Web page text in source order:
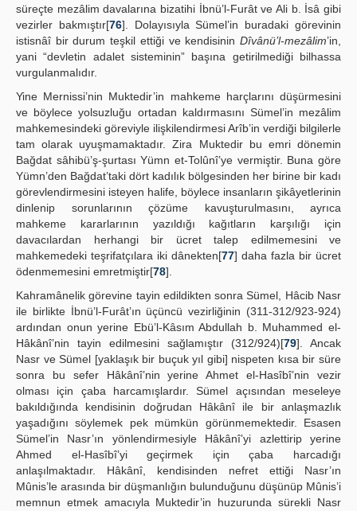
süreçte mezâlim davalarına bizatihi İbnü’l-Furât ve Ali b. İsâ gibi
vezirler bakmıştır[76]. Dolayısıyla Sümel’in buradaki görevinin
istisnâî bir durum teşkil ettiği ve kendisinin Dîvânü’l-mezâlim’in,
yani “devletin adalet sisteminin” başına getirilmediği bilhassa
vurgulanmalıdır.
Yine Mernissi’nin Muktedir’in mahkeme harçlarını düşürmesini
ve böylece yolsuzluğu ortadan kaldırmasını Sümel’in mezâlim
mahkemesindeki göreviyle ilişkilendirmesi Arîb’in verdiği bilgilerle
tam olarak uyuşmamaktadır. Zira Muktedir bu emri dönemin
Bağdat sâhibü’ş-şurtası Yümn et-Tolûnî’ye vermiştir. Buna göre
Yümn’den Bağdat’taki dört kadılık bölgesinden her birine bir kadı
görevlendirmesini isteyen halife, böylece insanların şikâyetlerinin
dinlenip sorunlarının çözüme kavuşturulmasını, ayrıca
mahkeme kararlarının yazıldığı kağıtların karşılığı için
davacılardan herhangi bir ücret talep edilmemesini ve
mahkemedeki teşrifatçılara iki dânekten[77] daha fazla bir ücret
ödenmemesini emretmiştir[78].
Kahramânelik görevine tayin edildikten sonra Sümel, Hâcib Nasr
ile birlikte İbnü’l-Furât’ın üçüncü vezirliğinin (311-312/923-924)
ardından onun yerine Ebü’l-Kâsım Abdullah b. Muhammed el-
Hâkânî’nin tayin edilmesini sağlamıştır (312/924)[79]. Ancak
Nasr ve Sümel [yaklaşık bir buçuk yıl gibi] nispeten kısa bir süre
sonra bu sefer Hâkânî’nin yerine Ahmet el-Hasîbî’nin vezir
olması için çaba harcamışlardır. Sümel açısından meseleye
bakıldığında kendisinin doğrudan Hâkânî ile bir anlaşmazlık
yaşadığını söylemek pek mümkün görünmemektedir. Esasen
Sümel’in Nasr’ın yönlendirmesiyle Hâkânî’yi azlettirip yerine
Ahmed el-Hasîbî’yi geçirmek için çaba harcadığı
anlaşılmaktadır. Hâkânî, kendisinden nefret ettiği Nasr’ın
Mûnis’le arasında bir düşmanlığın bulunduğunu düşünüp Mûnis’i
memnun etmek amacıyla Muktedir’in huzurunda sürekli Nasr